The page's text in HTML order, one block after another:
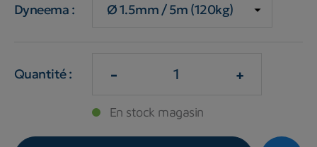
Dyneema :
Quantité : - +
En stock magasin